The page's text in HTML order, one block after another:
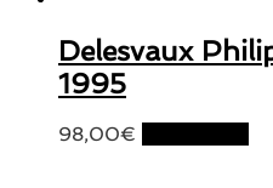
Delesvaux
1995
98,00€